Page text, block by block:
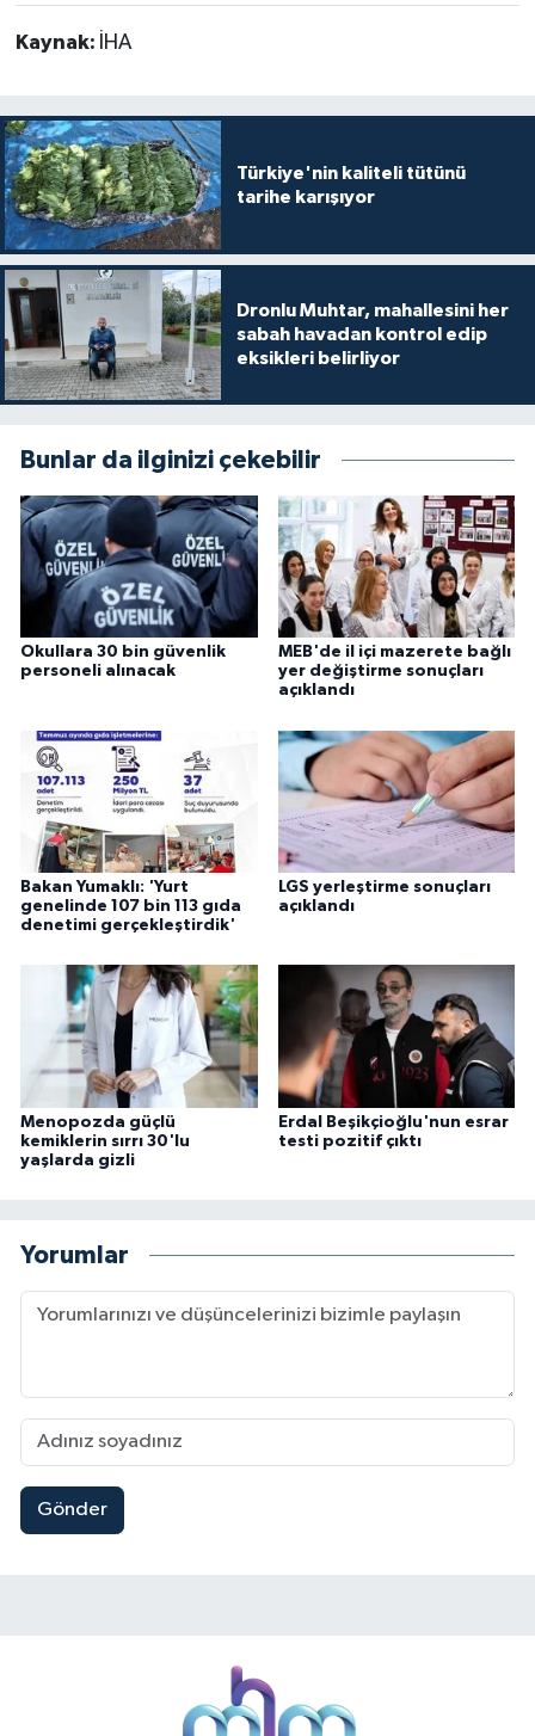
Kaynak: İHA
Türkiye'nin kaliteli tütünü
tarihe karışıyor
Dronlu Muhtar, mahallesini her
sabah havadan kontrol edip
eksikleri belirliyor
Bunlar da ilginizi çekebilir
Okullara 30 bin güvenlik
personeli alınacak
MEB'de il içi mazerete bağlı
yer değiştirme sonuçları
açıklandı
Bakan Yumaklı: 'Yurt
genelinde 107 bin 113 gıda
denetimi gerçekleştirdik'
LGS yerleştirme sonuçları
açıklandı
Menopozda güçlü
kemiklerin sırrı 30'lu
yaşlarda gizli
Erdal Beşikçioğlu'nun esrar
testi pozitif çıktı
Yorumlar
Gönder